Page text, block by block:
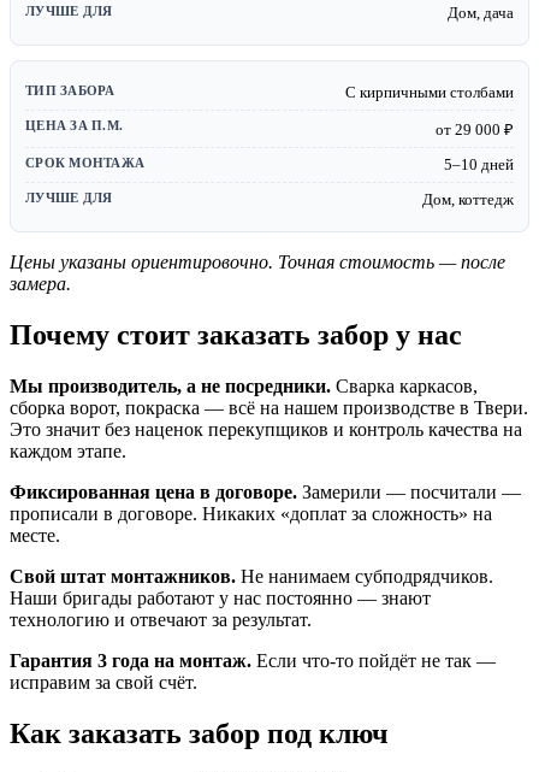
Дом, дача
С кирпичными столбами
от 29 000 ₽
5–10 дней
Дом, коттедж
Цены указаны ориентировочно. Точная стоимость — после
замера.
Почему стоит заказать забор у нас
Мы производитель, а не посредники. Сварка каркасов,
сборка ворот, покраска — всё на нашем производстве в Твери.
Это значит без наценок перекупщиков и контроль качества на
каждом этапе.
Фиксированная цена в договоре. Замерили — посчитали —
прописали в договоре. Никаких «доплат за сложность» на
месте.
Свой штат монтажников. Не нанимаем субподрядчиков.
Наши бригады работают у нас постоянно — знают
технологию и отвечают за результат.
Гарантия 3 года на монтаж. Если что-то пойдёт не так —
исправим за свой счёт.
Как заказать забор под ключ